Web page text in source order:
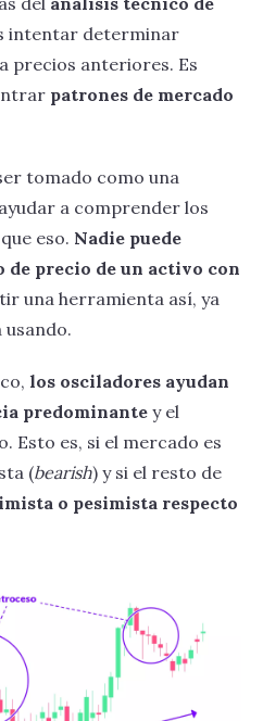
intentar determinar
precios anteriores. Es
patrones de mercado
tomado como una
a comprender los
eso. Nadie puede
precio de un activo con
una herramienta así, ya
los osciladores ayudan
predominante y el
Esto es, si el mercado es
(bearish) y si el resto de
o pesimista respecto